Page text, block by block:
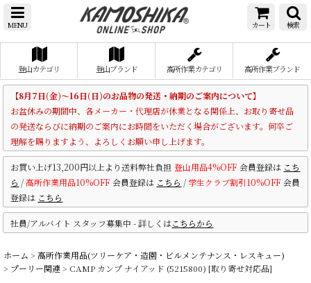
MENU カート 検索
登山カテゴリ 登山ブランド 高所作業カテゴリ 高所作業ブランド
【8月7日(金)～16日(日)のお品物の発送・納期のご案内について】
お盆休みの期間中、各メーカー・代理店が休業となる関係上、お取り寄せ品
の発送ならびに納期のご案内にお時間をいただく場合がございます。何卒ご
理解を賜りますよう、よろしくお願い申し上げます。
お買い上げ13,200円以上より送料弊社負担 登山用品4%OFF 会員登録は こち
ら /高所作業用品10%OFF 会員登録は こちら /学生クラブ割引10%OFF 会員
登録は こちら
社員/アルバイト スタッフ募集中 - 詳しくはこちらから
ホーム > 高所作業用品(ツリーケア・造園・ビルメンテナンス・レスキュー)
> プーリー関連> CAMP カンプ ナイアッド (5215800) [取り寄せ対応品]